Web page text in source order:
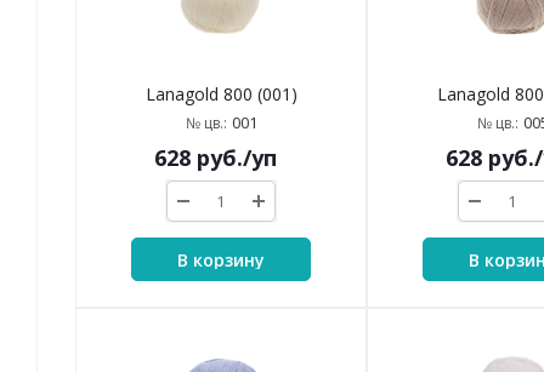
Lanagold 800 (001)
№ цв.: 001
628руб./уп
В корзину
Lanagold
№ цв.:
628руб.
В